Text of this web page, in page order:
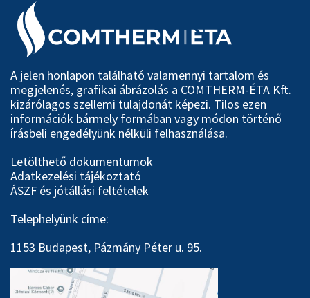
A jelen honlapon található valamennyi tartalom és
megjelenés, grafikai ábrázolás a COMTHERM-ÉTA Kft.
kizárólagos szellemi tulajdonát képezi. Tilos ezen
információk bármely formában vagy módon történő
írásbeli engedélyünk nélküli felhasználása.
Letölthető dokumentumok
Adatkezelési tájékoztató
ÁSZF és jótállási feltételek
Telephelyünk címe:
1153 Budapest, Pázmány Péter u. 95.